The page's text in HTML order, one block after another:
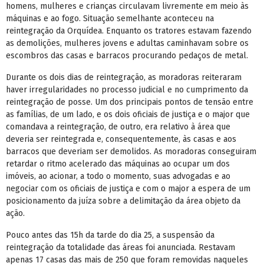
homens, mulheres e crianças circulavam livremente em meio às
máquinas e ao fogo. Situação semelhante aconteceu na
reintegração da Orquídea. Enquanto os tratores estavam fazendo
as demolições, mulheres jovens e adultas caminhavam sobre os
escombros das casas e barracos procurando pedaços de metal.
Durante os dois dias de reintegração, as moradoras reiteraram
haver irregularidades no processo judicial e no cumprimento da
reintegração de posse. Um dos principais pontos de tensão entre
as famílias, de um lado, e os dois oficiais de justiça e o major que
comandava a reintegração, de outro, era relativo à área que
deveria ser reintegrada e, consequentemente, às casas e aos
barracos que deveriam ser demolidos. As moradoras conseguiram
retardar o ritmo acelerado das máquinas ao ocupar um dos
imóveis, ao acionar, a todo o momento, suas advogadas e ao
negociar com os oficiais de justiça e com o major a espera de um
posicionamento da juíza sobre a delimitação da área objeto da
ação.
Pouco antes das 15h da tarde do dia 25, a suspensão da
reintegração da totalidade das áreas foi anunciada. Restavam
apenas 17 casas das mais de 250 que foram removidas naqueles